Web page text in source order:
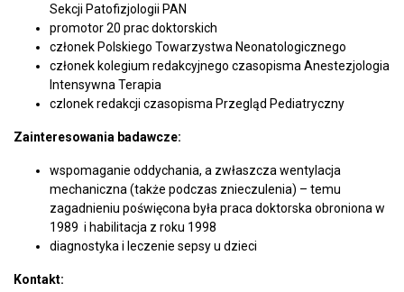
Sekcji Patofizjologii PAN
promotor 20 prac doktorskich
członek Polskiego Towarzystwa Neonatologicznego
członek kolegium redakcyjnego czasopisma Anestezjologia
Intensywna Terapia
czlonek redakcji czasopisma Przegląd Pediatryczny
Zainteresowania badawcze:
wspomaganie oddychania, a zwłaszcza wentylacja
mechaniczna (także podczas znieczulenia) – temu
zagadnieniu poświęcona była praca doktorska obroniona w
1989 i habilitacja z roku 1998
diagnostyka i leczenie sepsy u dzieci
Kontakt: